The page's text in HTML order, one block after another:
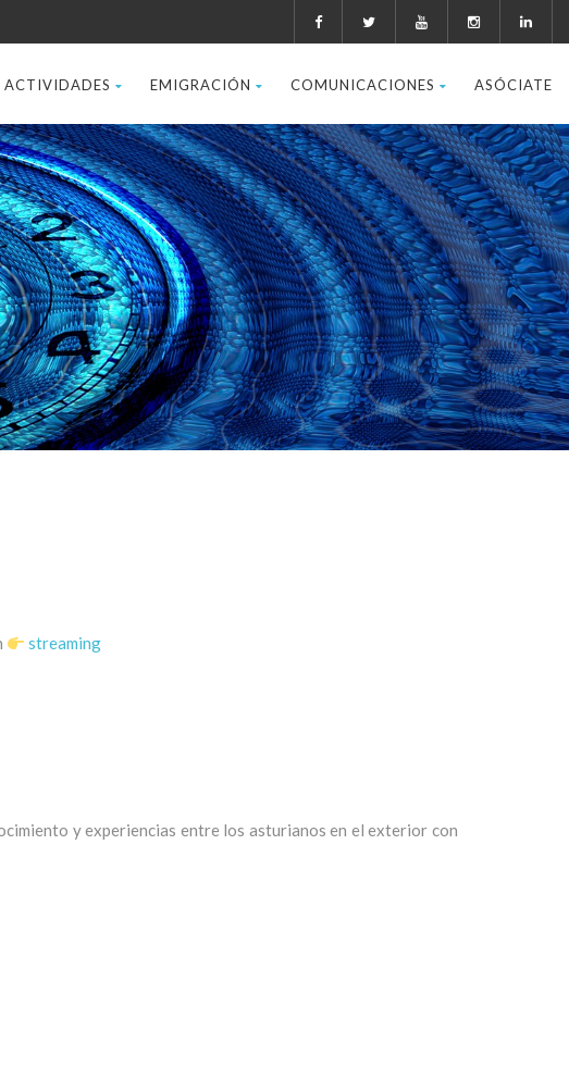
ACTIVIDADES EMIGRACIÓN COMUNICACIONES ASÓCIATE
streaming
y experiencias entre los asturianos en el exterior con